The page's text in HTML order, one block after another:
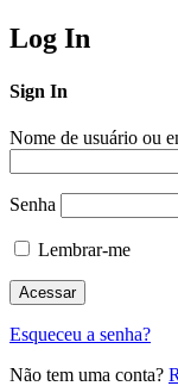
Log In
Sign In
Nome de usuário ou
Senha
Lembrar-me
Esqueceu a senha?
Não tem uma conta?